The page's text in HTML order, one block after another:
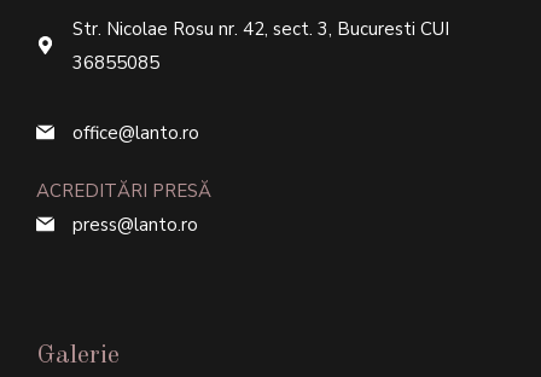
Str. Nicolae Rosu nr. 42, sect. 3, Bucuresti CUI
36855085
office@lanto.ro
ACREDITĂRI PRESĂ
press@lanto.ro
Galerie